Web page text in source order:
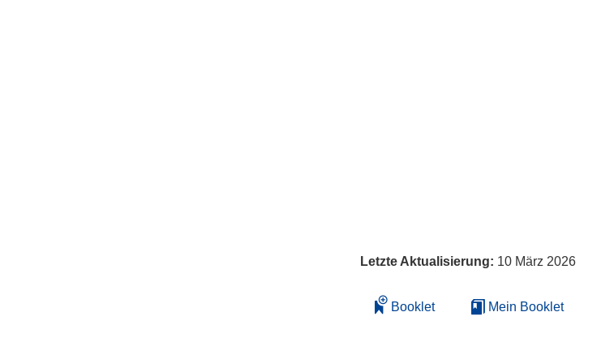
Letzte Aktualisierung: 10 März 2026
Booklet Mein Booklet